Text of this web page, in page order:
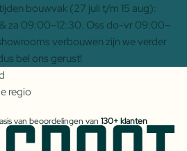
bouwvak (27 juli t/m 15 aug):
za 09:00–12:30. Oss do-vr 09:00–
verbouwen zijn we verder
bel ons gerust!
regio
van beoordelingen van 130+ klanten